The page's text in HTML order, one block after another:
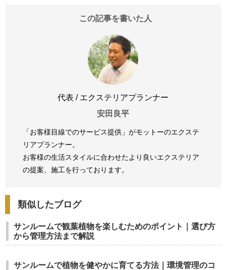
この記事を書いた人
代表 / エクステリアプランナー
安田良平
「お客様目線でのサービス提供」がモットーのエクステ
リアプランナー。
お客様の生活スタイルに合わせたより良いエクステリア
の提案、 施工を行っております。
類似したブログ
サンルームで観葉植物を楽しむためのポイント｜選び方
から管理方法まで解説
サンルームで植物を健やかに育てる方法｜環境管理のコ